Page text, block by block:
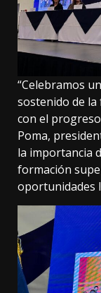
“Celebramos
sostenido de la
con el
Poma,
la importancia
formación
oportunidades